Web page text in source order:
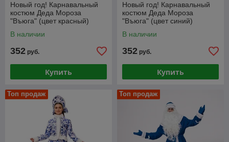
Новый год! Карнавальный
костюм Деда Мороза
"Въюга" (цвет красный)
В наличии
352 руб.
Купить
Новый год! Карнавальный
костюм Деда Мороза
"Въюга" (цвет синий)
В наличии
352 руб.
Купить
Топ продаж Топ продаж